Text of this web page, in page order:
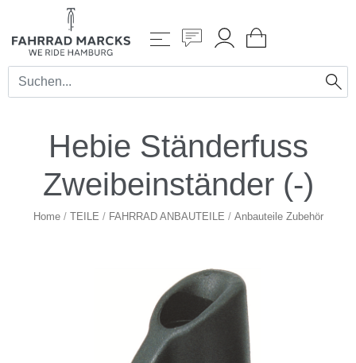
Hebie Ständerfuss
Zweibeinständer (-)
Home/ TEILE / FAHRRAD ANBAUTEILE / Anbauteile Zubehör